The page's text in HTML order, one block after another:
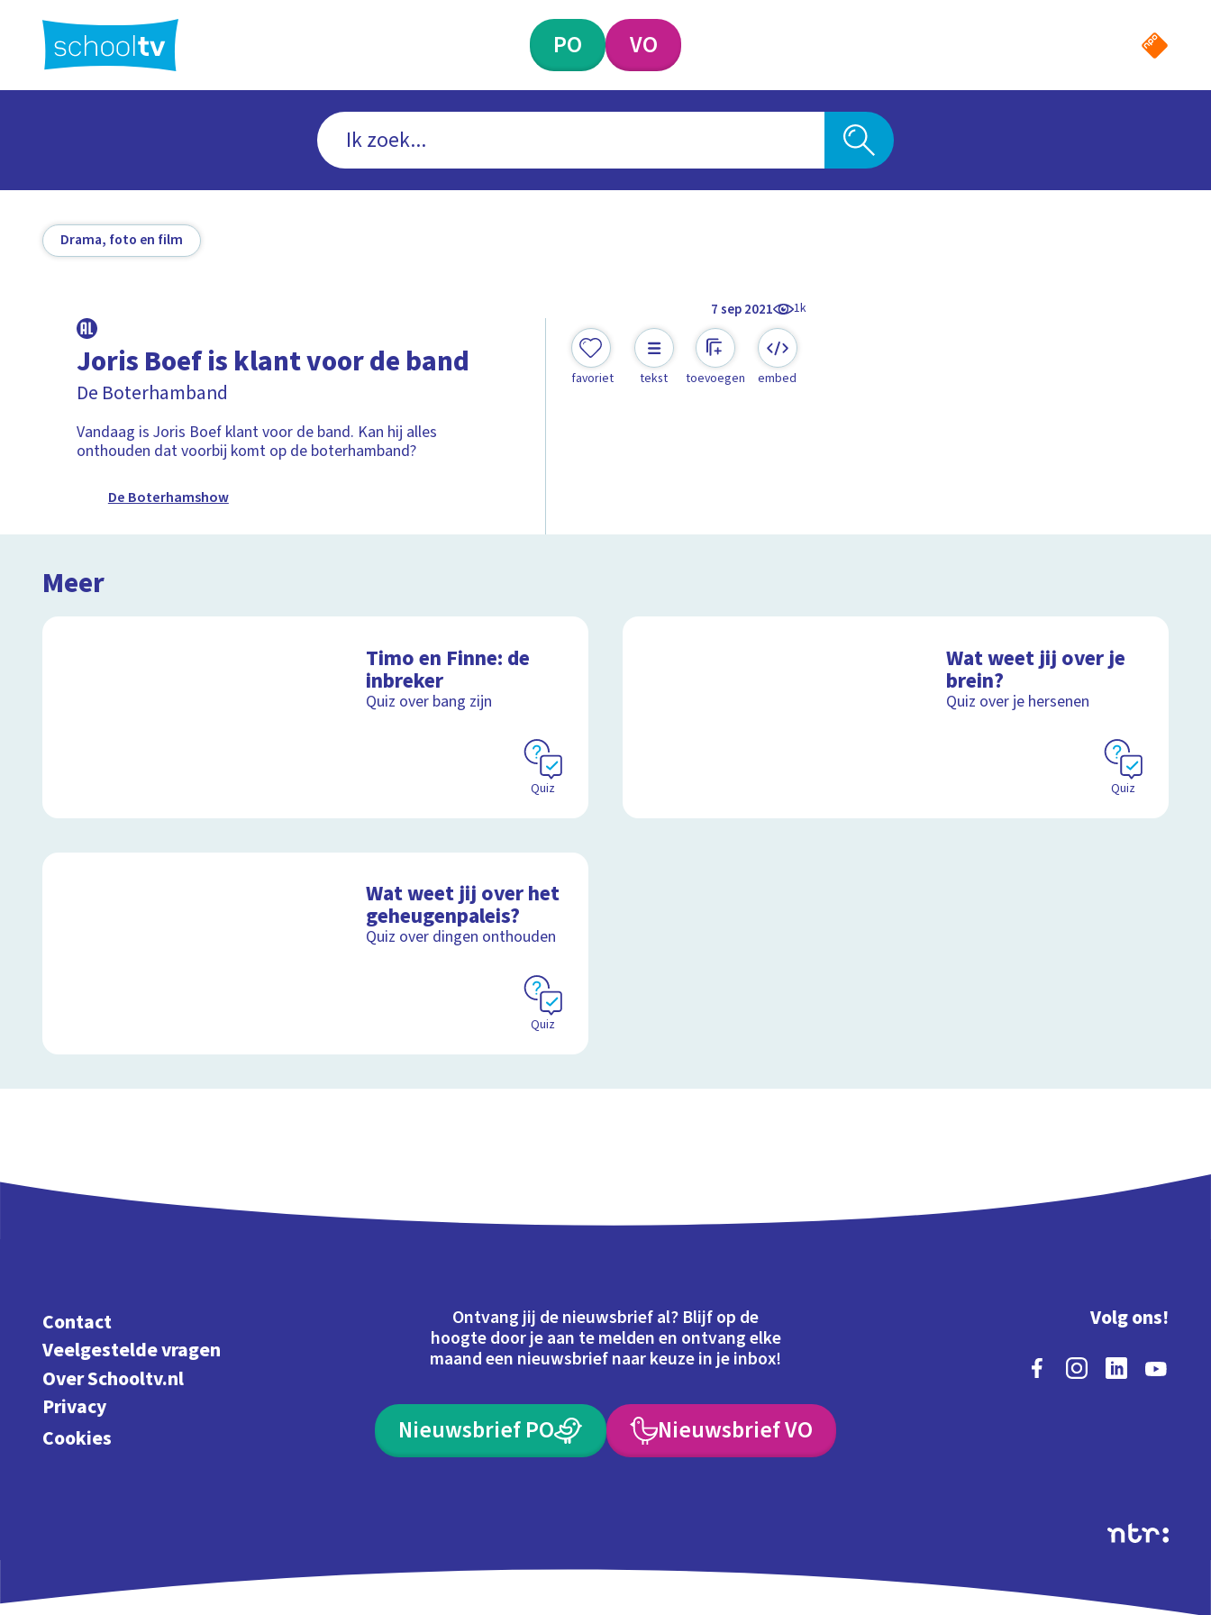
hoofdinhoud
PO VO
Drama, foto en film
7 sep 2021 1k
Joris Boef is klant voor de band
De Boterhamband
Vandaag is Joris Boef klant voor de band. Kan hij alles
onthouden dat voorbij komt op de boterhamband?
De Boterhamshow
favoriet tekst toevoegen embed
Meer
Timo en Finne: de
inbreker
Quiz over bang zijn
Quiz
Wat weet jij over je
brein?
Quiz over je hersenen
Quiz
Wat weet jij over het
geheugenpaleis?
Quiz over dingen onthouden
Quiz
Contact
Veelgestelde vragen
Over Schooltv.nl
Privacy
Cookies
Ontvang jij de nieuwsbrief al? Blijf op de
hoogte door je aan te melden en ontvang elke
maand een nieuwsbrief naar keuze in je inbox!
Nieuwsbrief PO Nieuwsbrief VO
Volg ons!